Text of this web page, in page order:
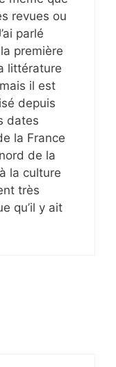
revues ou
parlé
première
littérature
il est
depuis
dates
la France
de la
la culture
très
qu’il y ait